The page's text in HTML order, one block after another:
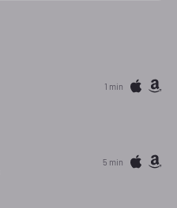
1 min
5 min